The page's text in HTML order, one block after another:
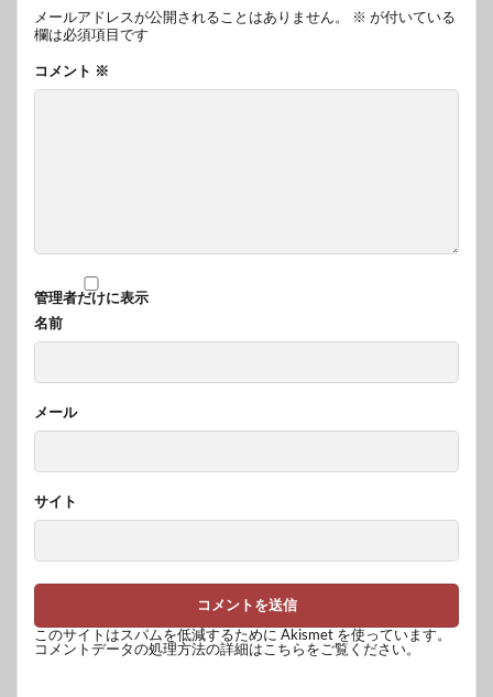
メールアドレスが公開されることはありません。 ※ が付いている
欄は必須項目です
コメント ※
管理者だけに表示
名前
メール
サイト
このサイトはスパムを低減するために Akismet を使っています。
コメントデータの処理方法の詳細はこちらをご覧ください。